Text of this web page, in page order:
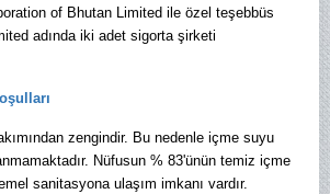
of Bhutan Limited ile özel teşebbüs
adında iki adet sigorta şirketi
zengindir. Bu nedenle içme suyu
Nüfusun % 83'ünün temiz içme
sanitasyona ulaşım imkanı vardır.